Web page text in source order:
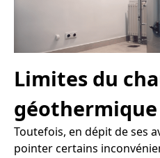
Limites du
géothermique
Toutefois, en dépit de ses
pointer certains